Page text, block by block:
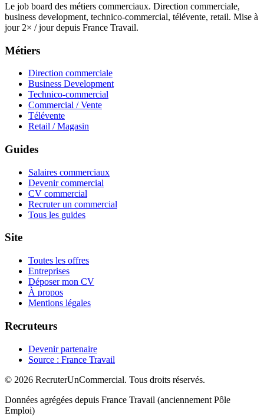
Le job board des métiers commerciaux. Direction commerciale,
business development, technico-commercial, télévente, retail. Mise à
jour 2× / jour depuis France Travail.
Métiers
Direction commerciale
Business Development
Technico-commercial
Commercial / Vente
Télévente
Retail / Magasin
Guides
Salaires commerciaux
Devenir commercial
CV commercial
Recruter un commercial
Tous les guides
Site
Toutes les offres
Entreprises
Déposer mon CV
À propos
Mentions légales
Recruteurs
Devenir partenaire
Source : France Travail
© 2026 RecruterUnCommercial. Tous droits réservés.
Données agrégées depuis France Travail (anciennement Pôle
Emploi)